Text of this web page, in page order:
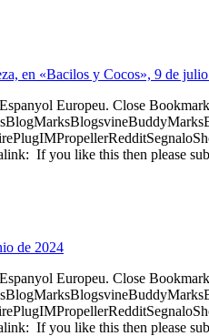
en «Bacilos y Cocos», 9 de
Europeu. Close
If you like this then please
de 2024
Europeu. Close
If you like this then please